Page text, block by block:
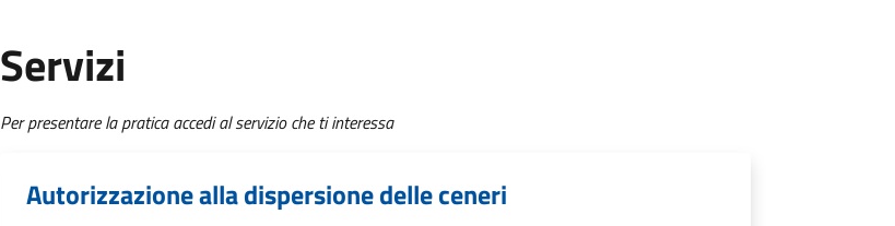
Servizi
Per presentare la pratica accedi al servizio che ti interessa
Autorizzazione alla dispersione delle ceneri